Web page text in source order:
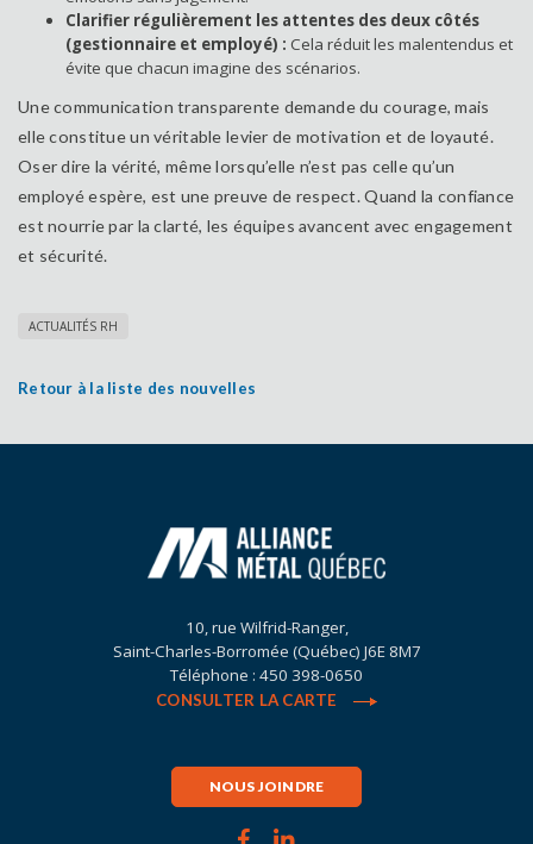
Clarifier régulièrement les attentes des deux côtés
(gestionnaire et employé) : Cela réduit les malentendus et
évite que chacun imagine des scénarios.
Une communication transparente demande du courage, mais
elle constitue un véritable levier de motivation et de loyauté.
Oser dire la vérité, même lorsqu’elle n’est pas celle qu’un
employé espère, est une preuve de respect. Quand la confiance
est nourrie par la clarté, les équipes avancent avec engagement
et sécurité.
ACTUALITÉS RH
Retour à la liste des nouvelles
10, rue Wilfrid-Ranger,
Saint-Charles-Borromée (Québec) J6E 8M7
Téléphone : 450 398-0650
CONSULTER LA CARTE
NOUS JOINDRE